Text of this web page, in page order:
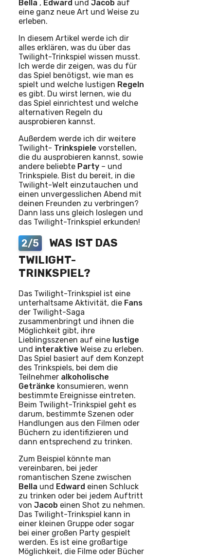
Bella , Edward und Jacob auf
eine ganz neue Art und Weise zu
erleben.
In diesem Artikel werde ich dir
alles erklären, was du über das
Twilight-Trinkspiel wissen musst.
Ich werde dir zeigen, was du für
das Spiel benötigst, wie man es
spielt und welche lustigen Regeln
es gibt. Du wirst lernen, wie du
das Spiel einrichtest und welche
alternativen Regeln du
ausprobieren kannst.
Außerdem werde ich dir weitere
Twilight- Trinkspiele vorstellen,
die du ausprobieren kannst, sowie
andere beliebte Party – und
Trinkspiele. Bist du bereit, in die
Twilight-Welt einzutauchen und
einen unvergesslichen Abend mit
deinen Freunden zu verbringen?
Dann lass uns gleich loslegen und
das Twilight-Trinkspiel erkunden!
2/5
WAS IST DAS
TWILIGHT-
TRINKSPIEL?
Das Twilight-Trinkspiel ist eine
unterhaltsame Aktivität, die Fans
der Twilight-Saga
zusammenbringt und ihnen die
Möglichkeit gibt, ihre
Lieblingsszenen auf eine lustige
und interaktive Weise zu erleben.
Das Spiel basiert auf dem Konzept
des Trinkspiels, bei dem die
Teilnehmer alkoholische
Getränke konsumieren, wenn
bestimmte Ereignisse eintreten.
Beim Twilight-Trinkspiel geht es
darum, bestimmte Szenen oder
Handlungen aus den Filmen oder
Büchern zu identifizieren und
dann entsprechend zu trinken.
Zum Beispiel könnte man
vereinbaren, bei jeder
romantischen Szene zwischen
Bella und Edward einen Schluck
zu trinken oder bei jedem Auftritt
von Jacob einen Shot zu nehmen.
Das Twilight-Trinkspiel kann in
einer kleinen Gruppe oder sogar
bei einer großen Party gespielt
werden. Es ist eine großartige
Möglichkeit, die Filme oder Bücher